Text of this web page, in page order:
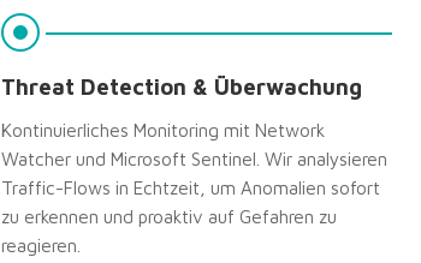
Threat Detection & Überwachung
Kontinuierliches Monitoring mit Network
Watcher und Microsoft Sentinel. Wir analysieren
Traffic-Flows in Echtzeit, um Anomalien sofort
zu erkennen und proaktiv auf Gefahren zu
reagieren.